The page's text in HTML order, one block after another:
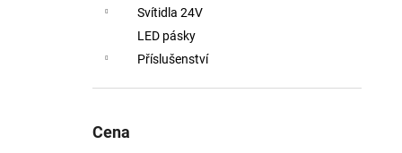
Svítidla 24V
LED pásky
Příslušenství
Cena
VÝPRODEJ LED2 LIŠTOVÉ SVÍTIDLO